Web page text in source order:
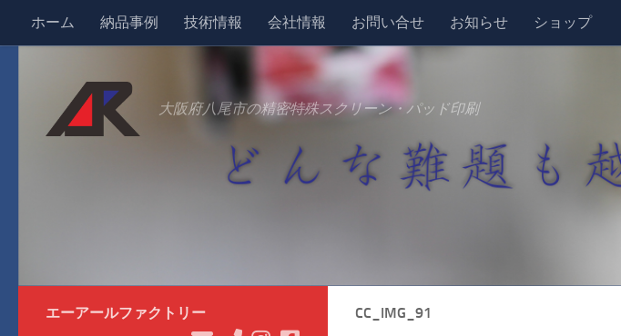
コンテンツへスキップ
ホーム 納品事例 技術情報 会社情報 お問い合せ お知らせ ショップ
大阪府八尾市の精密特殊スクリーン・パッド印刷
CC_IMG_91
エーアールファクトリー